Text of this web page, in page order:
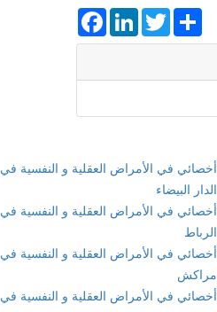
FacebookLinkedInTwitterShare
أخصائي في الأمراض العقلية و النفسية في
الدار البيضاء
أخصائي في الأمراض العقلية و النفسية في
الرباط
أخصائي في الأمراض العقلية و النفسية في
مراكش
أخصائي في الأمراض العقلية و النفسية في